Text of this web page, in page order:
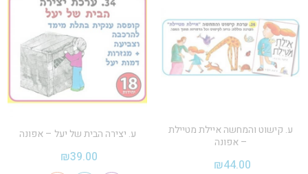
ע. קישוט והמחשה איילת מטיילת
– אפונה
₪44.00
ע. יצירה הבית של יעל – אפונה
₪39.00